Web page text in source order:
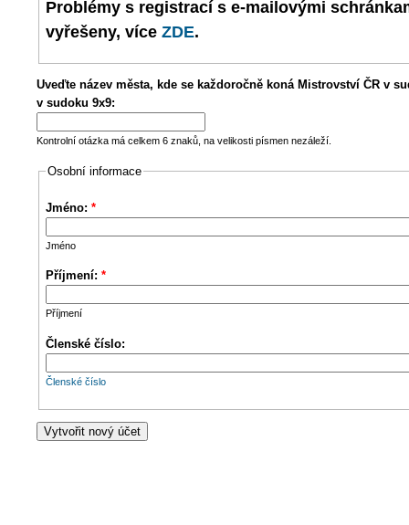
Problémy s registrací s e-mailovými
vyřešeny, více ZDE.
Uveďte název města, kde se každoročně koná Mistrovství ČR v
v sudoku 9x9:
Kontrolní otázka má celkem 6 znaků, na velikosti písmen nezáleží.
Osobní informace
Jméno: *
Jméno
Příjmení: *
Příjmení
Členské číslo:
Členské číslo